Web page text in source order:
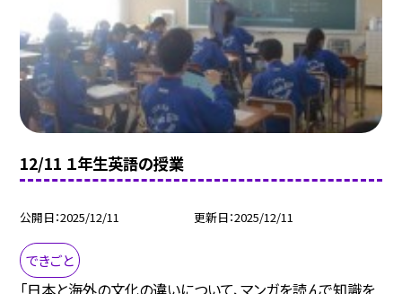
12/11 １年生英語の授業
公開日 2025/12/11 更新日 2025/12/11
できごと
「日本と海外の文化の違いについて、マンガを読んで知識を